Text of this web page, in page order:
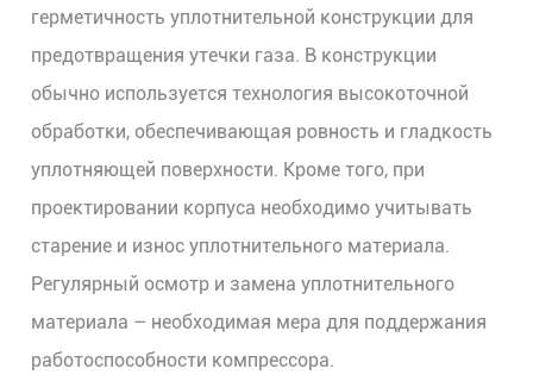
герметичность уплотнительной конструкции для
предотвращения утечки газа. В конструкции
обычно используется технология высокоточной
обработки, обеспечивающая ровность и гладкость
уплотняющей поверхности. Кроме того, при
проектировании корпуса необходимо учитывать
старение и износ уплотнительного материала.
Регулярный осмотр и замена уплотнительного
материала – необходимая мера для поддержания
работоспособности компрессора.